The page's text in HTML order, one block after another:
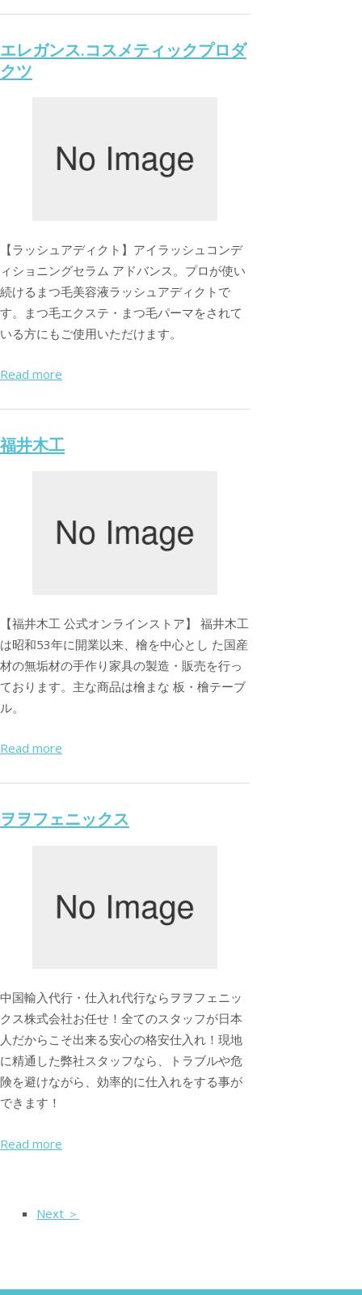
エレガンス.コスメティックプロダ
クツ
【ラッシュアディクト】アイラッシュコンデ
ィショニングセラム アドバンス。プロが使い
続けるまつ毛美容液ラッシュアディクトで
す。まつ毛エクステ・まつ毛パーマをされて
いる方にもご使用いただけます。
Read more
福井木工
【福井木工 公式オンラインストア】 福井木工
は昭和53年に開業以来、檜を中心とし た国産
材の無垢材の手作り家具の製造・販売を行っ
ております。主な商品は檜まな 板・檜テーブ
ル。
Read more
ヲヲフェニックス
中国輸入代行・仕入れ代行ならヲヲフェニッ
クス株式会社お任せ！全てのスタッフが日本
人だからこそ出来る安心の格安仕入れ！現地
に精通した弊社スタッフなら、トラブルや危
険を避けながら、効率的に仕入れをする事が
できます！
Read more
Next ＞